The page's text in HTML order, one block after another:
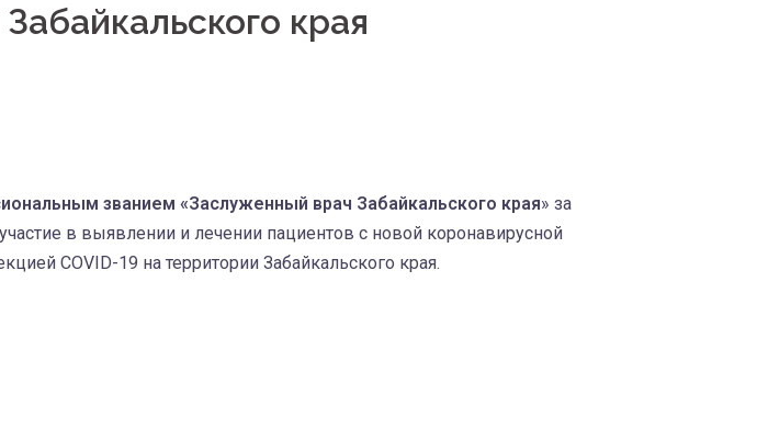
края
званием «Заслуженный врач Забайкальского края» за
в выявлении и лечении пациентов с новой коронавирусной
COVID-19 на территории Забайкальского края.